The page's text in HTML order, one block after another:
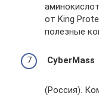
от King
полезные
CyberMass
(Россия).